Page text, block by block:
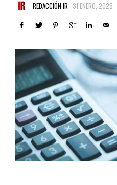
REDACCIÓN IR 31 ENERO, 2025